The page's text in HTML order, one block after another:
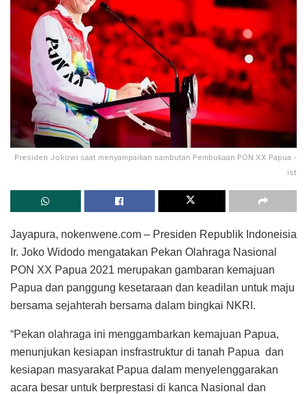
Presiden Jokowi saat menyampaikan sambutan Pembukaan PON XX Papua -
ist
Jayapura, nokenwene.com – Presiden Republik Indoneisia
Ir. Joko Widodo mengatakan Pekan Olahraga Nasional
PON XX Papua 2021 merupakan gambaran kemajuan
Papua dan panggung kesetaraan dan keadilan untuk maju
bersama sejahterah bersama dalam bingkai NKRI.
“Pekan olahraga ini menggambarkan kemajuan Papua,
menunjukan kesiapan insfrastruktur di tanah Papua dan
kesiapan masyarakat Papua dalam menyelenggarakan
acara besar untuk berprestasi di kanca Nasional dan